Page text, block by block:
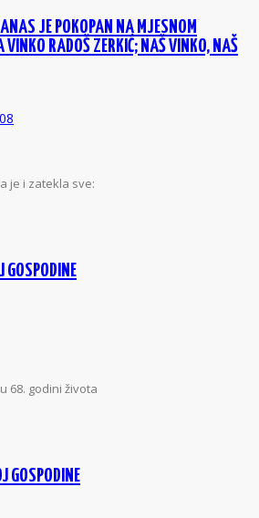
JE POKOPAN NA MJESNOM
VINKO RADOŠ ZERKIĆ; NAŠ VINKO, NAŠ
je i zatekla sve:
GOSPODINE
68. godini života
GOSPODINE